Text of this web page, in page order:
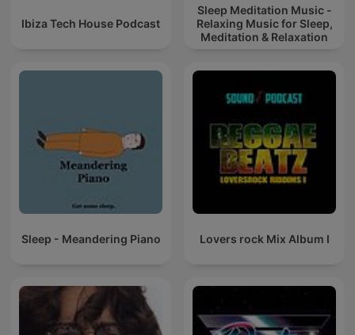
Ibiza Tech House Podcast
Sleep Meditation Music -
Relaxing Music for Sleep,
Meditation & Relaxation
Sleep - Meandering Piano Lovers rock Mix Album I